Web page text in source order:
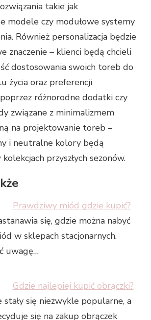
takie jak
modele czy modułowe systemy
Również personalizacja będzie
znaczenie – klienci będą chcieli
dostosowania swoich toreb do
życia oraz preferencji
różnorodne dodatki czy
związane z minimalizmem
na projektowanie toreb –
i neutralne kolory będą
przyszłych sezonów.
Prawdziwy miód gdzie kupić?
się, gdzie można nabyć
w sklepach stacjonarnych.
uwagę…
Gdzie najlepiej kupić obrączki?
stały się niezwykle popularne, a
się na zakup obrączek